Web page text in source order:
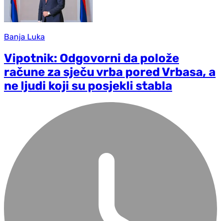
Banja Luka
Vipotnik: Odgovorni da polože
račune za sječu vrba pored Vrbasa, a
ne ljudi koji su posjekli stabla